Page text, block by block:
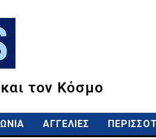
τον Κόσμο
ΑΓΓΕΛΙΕΣ